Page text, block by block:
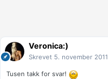
Veronica:)
Skrevet 5. november 2011
Tusen takk for svar!